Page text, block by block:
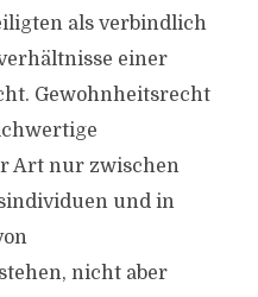
als verbindlich
einer
Gewohnheitsrecht
Art nur zwischen
und in
nicht aber